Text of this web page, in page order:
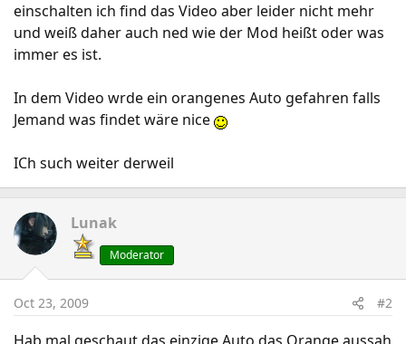
e
r
einschalten ich find das Video aber leider nicht mehr
und weiß daher auch ned wie der Mod heißt oder was
immer es ist.
In dem Video wrde ein orangenes Auto gefahren falls
Jemand was findet wäre nice
ICh such weiter derweil
Lunak
Moderator
Oct 23, 2009 #2